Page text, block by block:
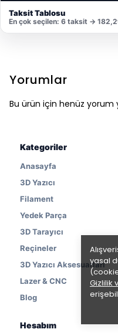
yasal
Gizlilik
Taksit Tablosu
En çok seçilen: 6 taksit →
Yorumlar
Bu ürün için henüz yorum
Kategoriler
Anasayfa
3D Yazıcı
Filament
Yedek Parça
3D Tarayıcı
Reçineler
3D Yazıcı Aksesuarları
Lazer & CNC
Blog
Hesabım